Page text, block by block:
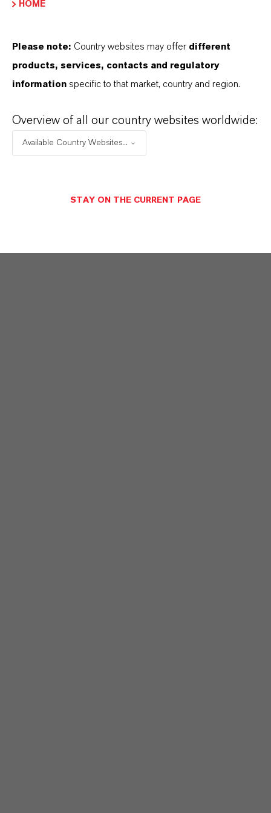
HOME
Please note: Country websites may offer different
products, services, contacts and regulatory
information specific to that market, country and region.
Overview of all our country websites worldwide:
Available Country Websites...
STAY ON THE CURRENT PAGE